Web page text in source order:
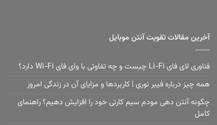
آخرین مقالات تقویت آنتن موبایل
فناوری لای فای Li-Fi چیست و چه تفاوتی با وای فای Wi-Fi دارد؟
همه چیز درباره فیبر نوری | کاربردها و مزایای آن در زندگی امروز
چگونه آنتن دهی مودم سیم کارتی خود را افزایش دهیم؟ راهنمای
کامل